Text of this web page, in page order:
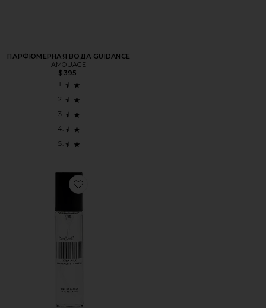
ПАРФЮМЕРНАЯ ВОДА GUIDANCE
AMOUAGE
$395
Favorite ДОРОЖНЫЙ ПАРФЮМ TRAVEL XTRA MILK